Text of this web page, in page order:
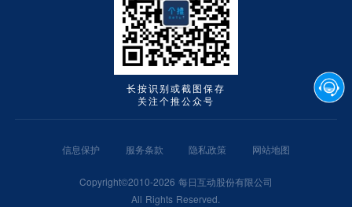
长按识别或截图保存
关注个推公众号
信息保护 服务条款 隐私政策 网站地图
Copyright©2010-2026 每日互动股份有限公司
All Rights Reserved.